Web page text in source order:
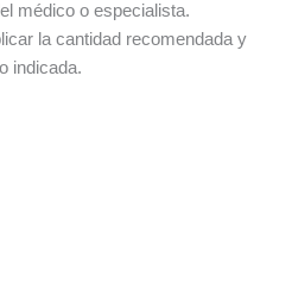
médico o especialista.
la cantidad recomendada y
indicada.